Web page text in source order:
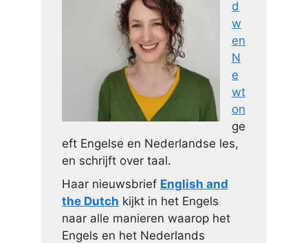
d
w
en
N
e
wt
on
ge
eft Engelse en Nederlandse les,
en schrijft over taal.
Haar nieuwsbrief English and
the Dutch kijkt in het Engels
naar alle manieren waarop het
Engels en het Nederlands